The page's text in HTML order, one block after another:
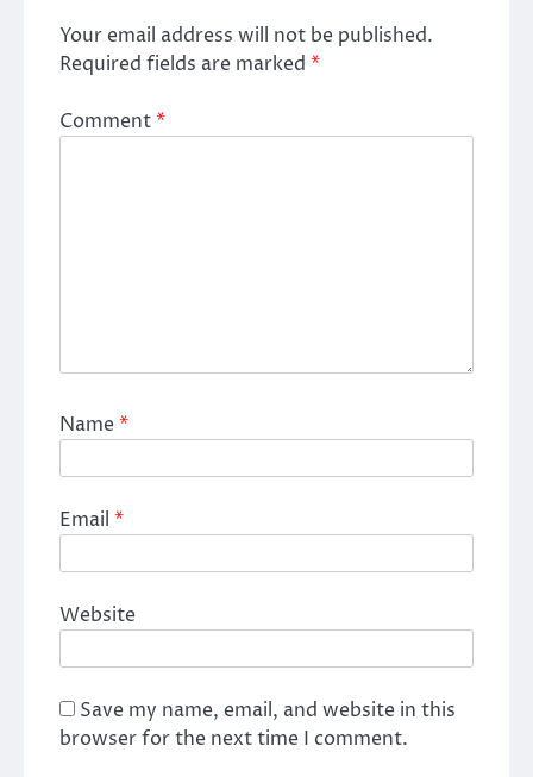
Your email address will not be published.
Required fields are marked *
Comment*
Name*
Email *
Website
Save my name, email, and website in this
browser for the next time I comment.